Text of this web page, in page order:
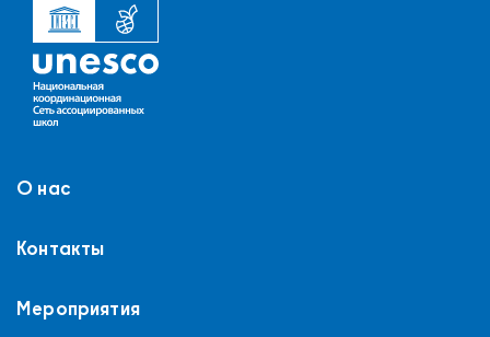
О нас
Контакты
Мероприятия